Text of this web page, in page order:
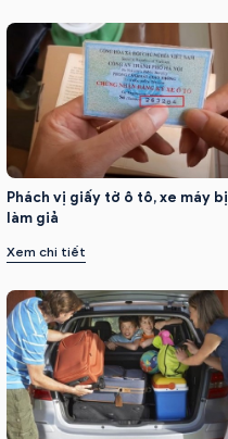
Phách vị giấy tờ ô tô, xe máy bị
làm giả
Xem chi tiết